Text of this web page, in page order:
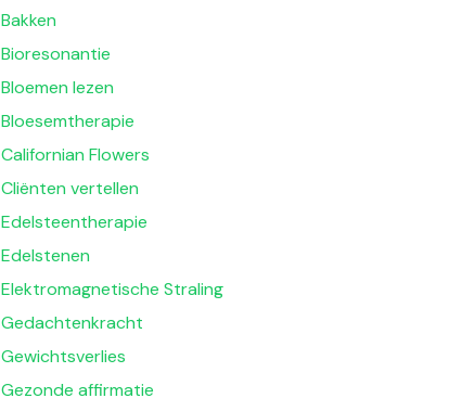
Bakken
Bioresonantie
Bloemen lezen
Bloesemtherapie
Californian Flowers
Cliënten vertellen
Edelsteentherapie
Edelstenen
Elektromagnetische Straling
Gedachtenkracht
Gewichtsverlies
Gezonde affirmatie